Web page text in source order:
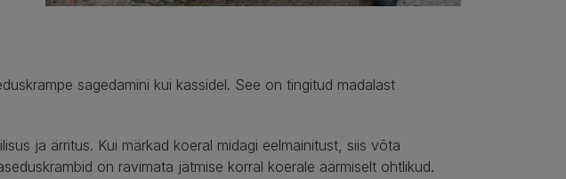
sagedamini kui kassidel. See on tingitud madalast
ja ärritus. Kui märkad koeral midagi eelmainitust, siis võta
on ravimata jätmise korral koerale äärmiselt ohtlikud.